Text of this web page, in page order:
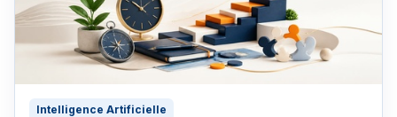
Intelligence Artificielle